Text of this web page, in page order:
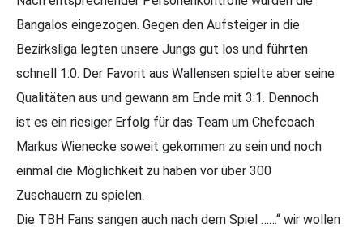
Bangalos eingezogen. Gegen den Aufsteiger in die
Bezirksliga legten unsere Jungs gut los und führten
schnell 1:0. Der Favorit aus Wallensen spielte aber seine
Qualitäten aus und gewann am Ende mit 3:1. Dennoch
ist es ein riesiger Erfolg für das Team um Chefcoach
Markus Wienecke soweit gekommen zu sein und noch
einmal die Möglichkeit zu haben vor über 300
Zuschauern zu spielen.
Die TBH Fans sangen auch nach dem Spiel ……“ wir wollen